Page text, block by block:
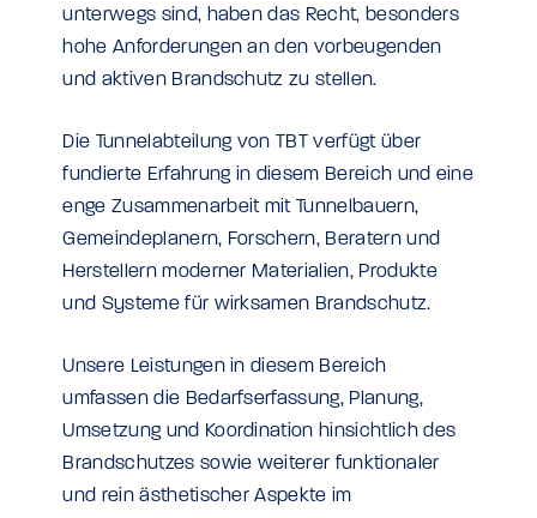
unterwegs sind, haben das Recht, besonders
hohe Anforderungen an den vorbeugenden
und aktiven Brandschutz zu stellen.
Die Tunnelabteilung von TBT verfügt über
fundierte Erfahrung in diesem Bereich und eine
enge Zusammenarbeit mit Tunnelbauern,
Gemeindeplanern, Forschern, Beratern und
Herstellern moderner Materialien, Produkte
und Systeme für wirksamen Brandschutz.
Unsere Leistungen in diesem Bereich
umfassen die Bedarfserfassung, Planung,
Umsetzung und Koordination hinsichtlich des
Brandschutzes sowie weiterer funktionaler
und rein ästhetischer Aspekte im